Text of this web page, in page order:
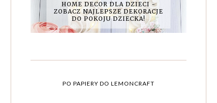
HOME DECOR DLA DZIECI -
ZOBACZ NAJLEPSZE DEKORACJE
DO POKOJU DZIECKA!
PO PAPIERY DO LEMONCRAFT